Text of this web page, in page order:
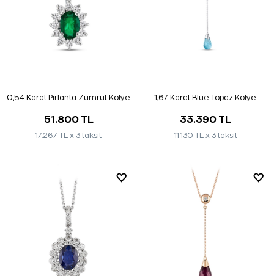
0,54 Karat Pırlanta Zümrüt Kolye
51.800 TL
17.267 TL x 3 taksit
1,67 Karat Blue Topaz Kolye
33.390 TL
11.130 TL x 3 taksit